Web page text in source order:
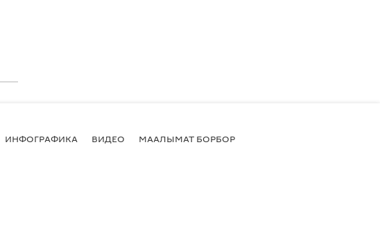
ИНФОГРАФИКА ВИДЕО МААЛЫМАТ БОРБОР